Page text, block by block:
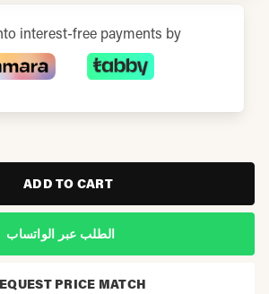
interest-free payments by
ADD TO CART
الطلب عبر الواتساب
PRICE MATCH